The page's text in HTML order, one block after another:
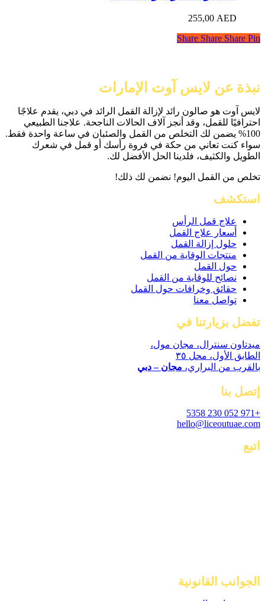
255,00 AED
Share Share Share Pin
نبذة عن لايس آوت الإمارات
لايس آوت هو صالون رائد لإزالة القمل الرائد في دبي، يقدم علاجًا
احترافيًا للقمل، وقد أنجز آلاف الحالات الناجحة. علاجنا الطبيعي
100% يضمن لك التخلص من القمل والصئبان في ساعة واحدة فقط.
سواء كنت تعاني من حكة في فروة رأسك أو قمل في شعرك
الطويل والكثيف، فلدينا الحل الأفضل لك.
تخلص من القمل اليوم! نضمن لك ذلك!
استكشف
علاج قمل الرأس
أسعار علاج القمل
حلول إزالة القمل
منتجات الوقاية من القمل
حول القمل
نصائح للوقاية من القمل
حقائق وخرافات حول القمل
تواصل معنا
تفضل بزيارتنا في
ميدتاون سنترال، مجان مول،
الطابق الأول، محل ٣٥
بالقرب من البراري، مجان – دبي
إتصل بنا
+971 052 230 5358
hello@liceoutuae.com
اتبع
الجوانب القانونية